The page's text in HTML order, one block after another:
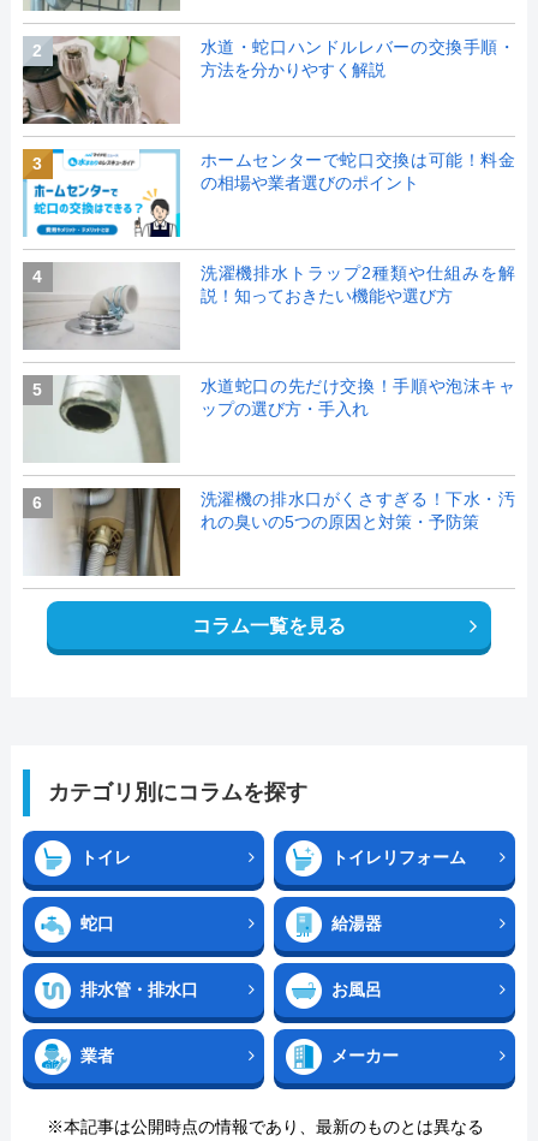
2
水道・蛇口ハンドルレバーの交換手順・
方法を分かりやすく解説
3
ホームセンターで蛇口交換は可能！料金
の相場や業者選びのポイント
4
洗濯機排水トラップ2種類や仕組みを解
説！知っておきたい機能や選び方
5
水道蛇口の先だけ交換！手順や泡沫キャ
ップの選び方・手入れ
6
洗濯機の排水口がくさすぎる！下水・汚
れの臭いの5つの原因と対策・予防策
コラム一覧を見る
カテゴリ別にコラムを探す
トイレ トイレリフォーム
蛇口 給湯器
排水管・排水口 お風呂
業者 メーカー
※本記事は公開時点の情報であり、最新のものとは異なる